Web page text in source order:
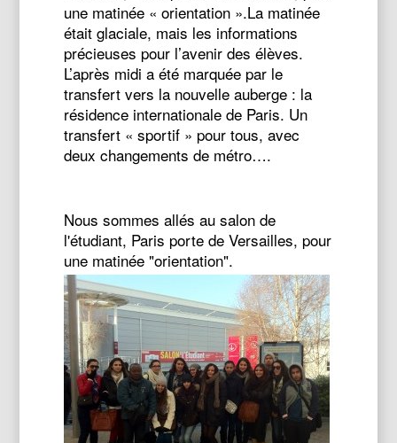
une matinée « orientation ».La matinée
était glaciale, mais les informations
précieuses pour l’avenir des élèves.
L’après midi a été marquée par le
transfert vers la nouvelle auberge : la
résidence internationale de Paris. Un
transfert « sportif » pour tous, avec
deux changements de métro….
Nous sommes allés au salon de
l'étudiant, Paris porte de Versailles, pour
une matinée "orientation".